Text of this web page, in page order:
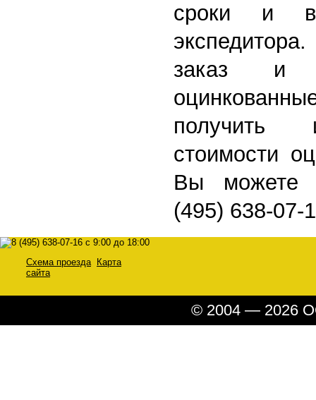
сроки и в
заказ и
получить
стоимости
Вы можете
(495) 638-07-
Схема проезда
Карта
сайта
© 2004 — 2026